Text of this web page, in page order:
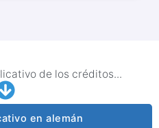
de los créditos...
en alemán